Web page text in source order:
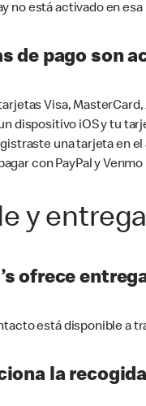
no está activado en
de pago son
Visa,
dispositivo iOS y tu
una tarjeta en
con PayPal y
y
ofrece
está disponible a
la